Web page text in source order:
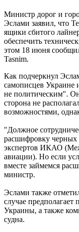
Министр дорог и
Эслами заявил, что
ящики сбитого
обеспечить
этом 18 июня
Tasnim.
Как подчеркнул
самописцев Украине
не политическим". Он
сторона не
возможностями,
"Должное
расшифровку черных
экспертов ИКАО
авиации). Но если
вместе займемся
министр.
Эслами также
случае предполагает
Украины, а также
судна.